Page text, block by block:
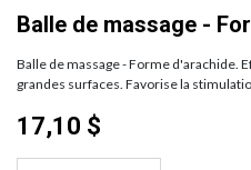
Balle de massage -
Balle de massage - Forme d'arachide.
grandes surfaces. Favorise la
17,10 $